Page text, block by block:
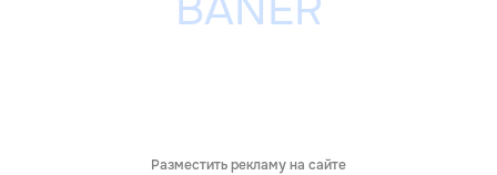
Разместить рекламу на сайте